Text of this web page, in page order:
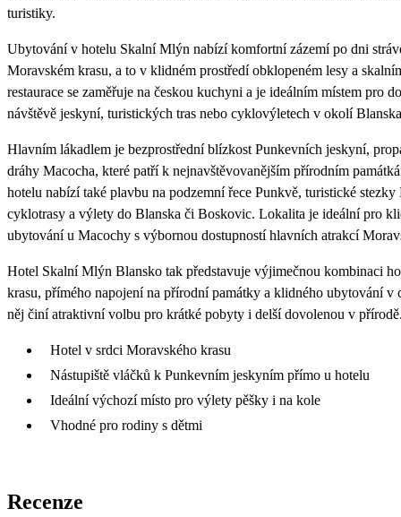
turistiky.
Ubytování v hotelu Skalní Mlýn nabízí komfortní zázemí po dni
Moravském krasu, a to v klidném prostředí obklopeném lesy a
restaurace se zaměřuje na českou kuchyni a je ideálním místem pro
návštěvě jeskyní, turistických tras nebo cyklovýletech v okolí
Hlavním lákadlem je bezprostřední blízkost Punkevních jeskyní,
dráhy Macocha, které patří k nejnavštěvovanějším přírodním
hotelu nabízí také plavbu na podzemní řece Punkvě, turistické
cyklotrasy a výlety do Blanska či Boskovic. Lokalita je ideální pro
ubytování u Macochy s výbornou dostupností hlavních atrakcí
Hotel Skalní Mlýn Blansko tak představuje výjimečnou kombinaci
krasu, přímého napojení na přírodní památky a klidného ubytování v
něj činí atraktivní volbu pro krátké pobyty i delší dovolenou v
Hotel v srdci Moravského krasu
Nástupiště vláčků k Punkevním jeskyním přímo u hotelu
Ideální výchozí místo pro výlety pěšky i na kole
Vhodné pro rodiny s dětmi
Recenze